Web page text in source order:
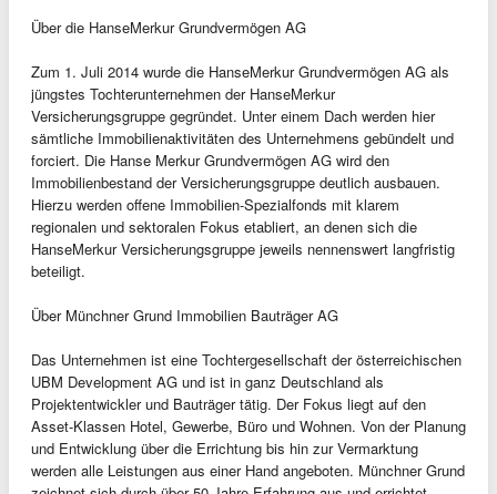
Über die HanseMerkur Grundvermögen AG
Zum 1. Juli 2014 wurde die HanseMerkur Grundvermögen AG als
jüngstes Tochterunternehmen der HanseMerkur
Versicherungsgruppe gegründet. Unter einem Dach werden hier
sämtliche Immobilienaktivitäten des Unternehmens gebündelt und
forciert. Die Hanse Merkur Grundvermögen AG wird den
Immobilienbestand der Versicherungsgruppe deutlich ausbauen.
Hierzu werden offene Immobilien-Spezialfonds mit klarem
regionalen und sektoralen Fokus etabliert, an denen sich die
HanseMerkur Versicherungsgruppe jeweils nennenswert langfristig
beteiligt.
Über Münchner Grund Immobilien Bauträger AG
Das Unternehmen ist eine Tochtergesellschaft der österreichischen
UBM Development AG und ist in ganz Deutschland als
Projektentwickler und Bauträger tätig. Der Fokus liegt auf den
Asset-Klassen Hotel, Gewerbe, Büro und Wohnen. Von der Planung
und Entwicklung über die Errichtung bis hin zur Vermarktung
werden alle Leistungen aus einer Hand angeboten. Münchner Grund